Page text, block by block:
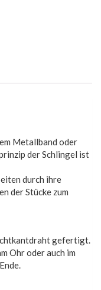
Metallband oder
der Schlingel ist
durch ihre
der Stücke zum
gefertigt.
Ohr oder auch im